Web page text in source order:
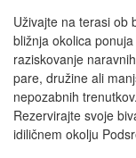
Uživajte na terasi ob
bližnja okolica
raziskovanje
pare, družine ali
nepozabnih trenutkov.
Rezervirajte svoje
idiličnem okolju